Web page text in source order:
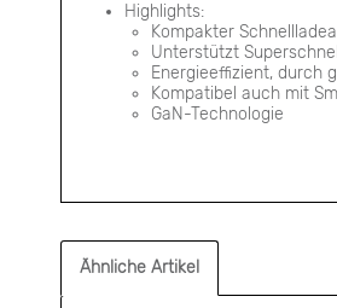
Highlights:
Kompakter
Unterstützt
Energieeffizient, durch
Kompatibel auch mit
GaN-Technologie
Ähnliche Artikel